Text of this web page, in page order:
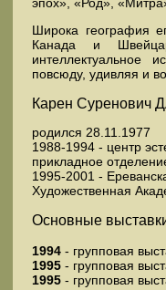
Широка география
Канада и
интеллектуальное
повсюду, удивляя и
Карен Суренович
родился 28.11.1977
1988-1994 - центр
прикладное
1995-2001 -
Художественная
Основные
1994 - групповая
1995 - групповая
1995 - групповая